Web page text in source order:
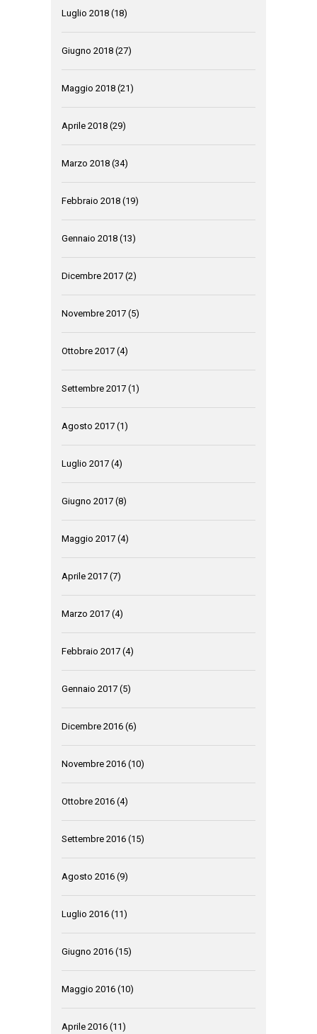
Luglio 2018 (18)
Giugno 2018 (27)
Maggio 2018 (21)
Aprile 2018 (29)
Marzo 2018 (34)
Febbraio 2018 (19)
Gennaio 2018 (13)
Dicembre 2017 (2)
Novembre 2017 (5)
Ottobre 2017 (4)
Settembre 2017 (1)
Agosto 2017 (1)
Luglio 2017 (4)
Giugno 2017 (8)
Maggio 2017 (4)
Aprile 2017 (7)
Marzo 2017 (4)
Febbraio 2017 (4)
Gennaio 2017 (5)
Dicembre 2016 (6)
Novembre 2016 (10)
Ottobre 2016 (4)
Settembre 2016 (15)
Agosto 2016 (9)
Luglio 2016 (11)
Giugno 2016 (15)
Maggio 2016 (10)
Aprile 2016 (11)